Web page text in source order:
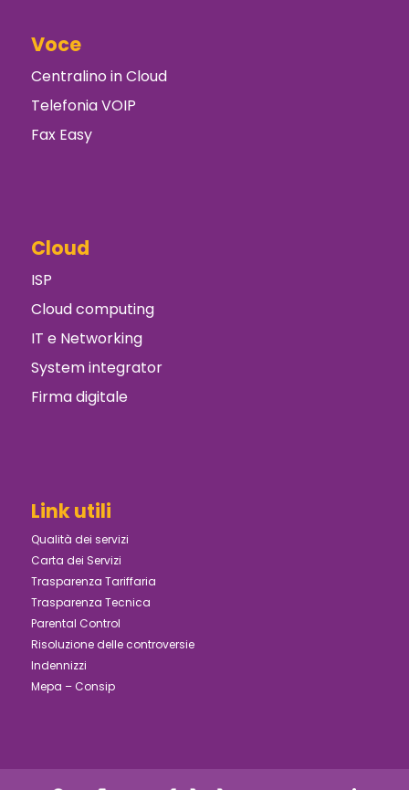
Voce
Centralino in Cloud
Telefonia VOIP
Fax Easy
Cloud
ISP
Cloud computing
IT e Networking
System integrator
Firma digitale
Link utili
Qualità dei servizi
Carta dei Servizi
Trasparenza Tariffaria
Trasparenza Tecnica
Parental Control
Risoluzione delle controversie
Indennizzi
Mepa – Consip